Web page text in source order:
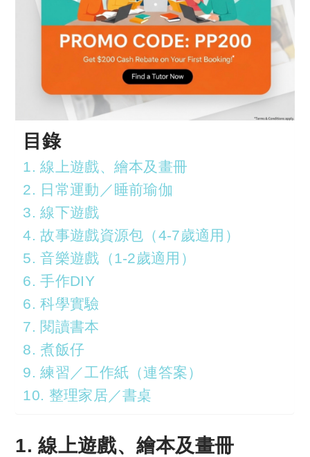
目錄
1. 線上遊戲、繪本及畫冊
2. 日常運動／睡前瑜伽
3. 線下遊戲
4. 故事遊戲資源包（4-7歲適用）
5. 音樂遊戲（1-2歲適用）
6. 手作DIY
6. 科學實驗
7. 閱讀書本
8. 煮飯仔
9. 練習／工作紙（連答案）
10. 整理家居／書桌
1. 線上遊戲、繪本及畫冊